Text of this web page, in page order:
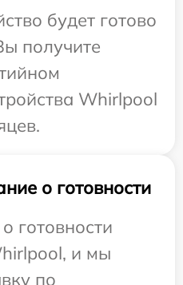
будет готово
получите
Whirlpool
о готовности
готовности
и мы
по